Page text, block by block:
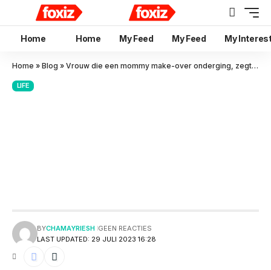
Home Home My Feed My Feed My
Home » Blog » Vrouw die een mommy make-over onderging, zegt dat ze niet had verwacht dat het haar uiterlijk ‘daar beneden’ zou veranderen
LIFE
LAST UPDATED: 29 JULI 2023 16:28
BYCHAMAYRIESH GEEN REACTIES